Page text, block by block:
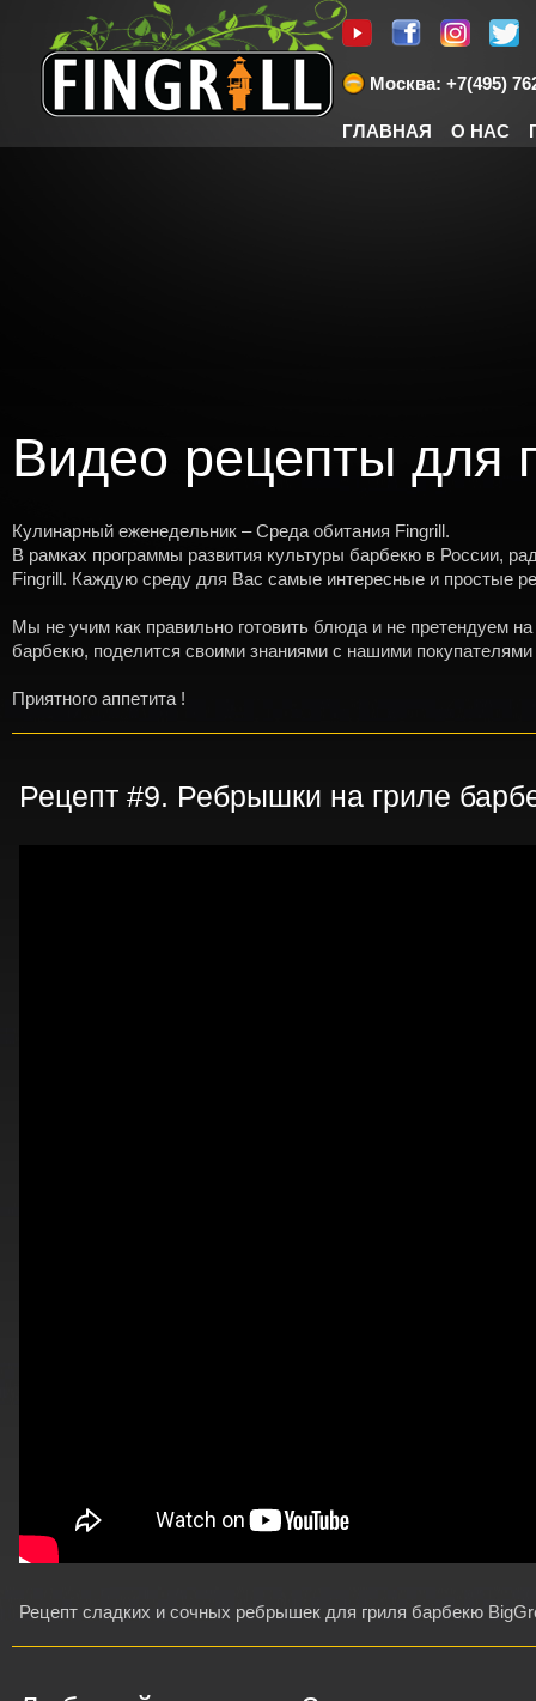
Москва: +7(495)
ГЛАВНАЯ О НАС
Видео рецепты для
Кулинарный еженедельник – Среда обитания Fingrill.
В рамках программы развития культуры барбекю в России,
Fingrill. Каждую среду для Вас самые интересные и простые
Мы не учим как правильно готовить блюда и не претендуем
барбекю, поделится своими знаниями с нашими
Приятного аппетита !
Рецепт #9. Ребрышки на гриле
Рецепт сладких и сочных ребрышек для гриля барбекю